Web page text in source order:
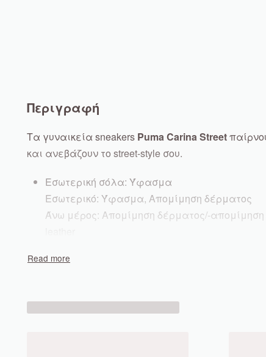
Περιγραφή
Τα γυναικεία sneakers Puma Carina Street
και ανεβάζουν το street-style σου.
Εσωτερική σόλα: Ύφασμα
Εσωτερικό: Ύφασμα, Απομίμηση δέρματος
Άνω μέρος: Απομίμηση δέρματος/-